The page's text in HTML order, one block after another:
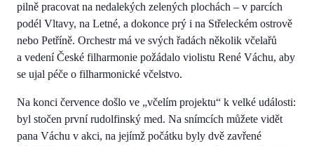
pilně pracovat na nedalekých zelených plochách – v parcích
podél Vltavy, na Letné, a dokonce prý i na Střeleckém ostrově
nebo Petříně. Orchestr má ve svých řadách několik včelařů
a vedení České filharmonie požádalo violistu René Váchu, aby
se ujal péče o filharmonické včelstvo.
Na konci července došlo ve „včelím projektu“ k velké události:
byl stočen první rudolfinský med. Na snímcích můžete vidět
pana Váchu v akci, na jejímž počátku byly dvě zavřené